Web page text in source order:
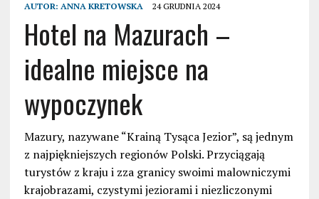
AUTOR: ANNA KRETOWSKA 24 GRUDNIA 2024
Hotel na Mazurach –
idealne miejsce na
wypoczynek
Mazury, nazywane “Krainą Tysąca Jezior”, są jednym
z najpiękniejszych regionów Polski. Przyciągają
turystów z kraju i zza granicy swoimi malowniczymi
krajobrazami, czystymi jeziorami i niezliczonymi